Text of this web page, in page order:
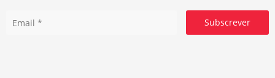
Subscrever